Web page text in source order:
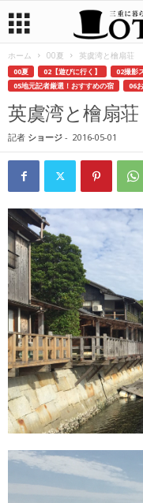
ホーム 00夏 英虞湾と檜扇荘
00夏 02【遊びに行く】 02撮影
05地元記者厳選！おすすめの宿
06
英虞湾と檜扇荘
記者 ショージ - 2016-05-01